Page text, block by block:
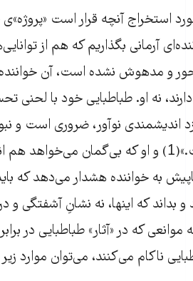
استخراج آنچه قرار است «پروژه»ی
آرمانی بگذاریم که هم از
و مدهوش نشده است، آن خواننده
دارند، نه او. طباطبایی خود با
اندیشمندی نوآور، ضروری است و
است.»(1) و او که بی‌گمان می‌خواهد
به خواننده هشدار می‌دهد که
و بداند که اینها، نه نشانِ آشفتگی
موانعی که در «آثار» طباطبایی در
ناکام می‌کنند، می‌توان موارد